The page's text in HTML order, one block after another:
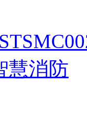
慧消防